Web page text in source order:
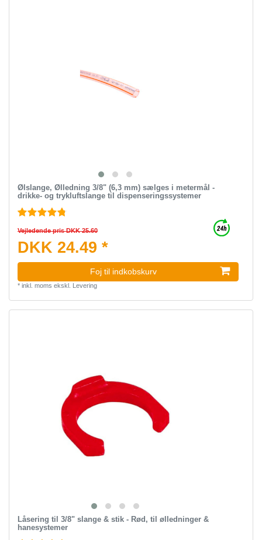
Ølslange, Ølledning 3/8" (6,3 mm) sælges i metermål -
drikke- og trykluftslange til dispenseringssystemer
Vejledende pris DKK 25.60
DKK 24.49 *
Foj til indkobskurv
* inkl. moms ekskl. Levering
Låsering til 3/8" slange & stik - Rød, til ølledninger &
hanesystemer